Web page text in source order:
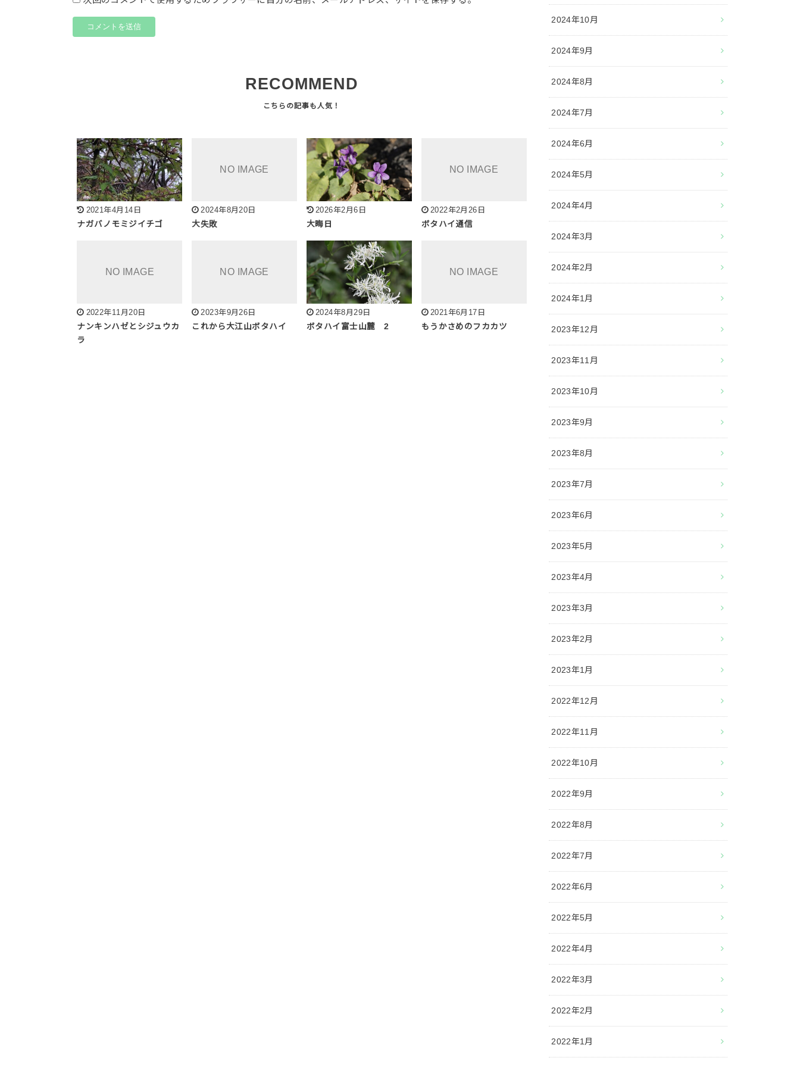
RECOMMEND
2021年4月14日
ナガバノモミジイチゴ
2024年8月20日
大失敗
2026年2月6日
大晦日
2022年2月26日
ボタハイ通信
2022年11月20日
ナンキンハゼとシジュウカ
ラ
2023年9月26日
これから大江山ボタハイ
2024年8月29日
ボタハイ富士山麓 2
2021年6月17日
もうかさめのフカカツ
2024年10月
2024年9月
2024年8月
2024年7月
2024年6月
2024年5月
2024年4月
2024年3月
2024年2月
2024年1月
2023年12月
2023年11月
2023年10月
2023年9月
2023年8月
2023年7月
2023年6月
2023年5月
2023年4月
2023年3月
2023年2月
2023年1月
2022年12月
2022年11月
2022年10月
2022年9月
2022年8月
2022年7月
2022年6月
2022年5月
2022年4月
2022年3月
2022年2月
2022年1月